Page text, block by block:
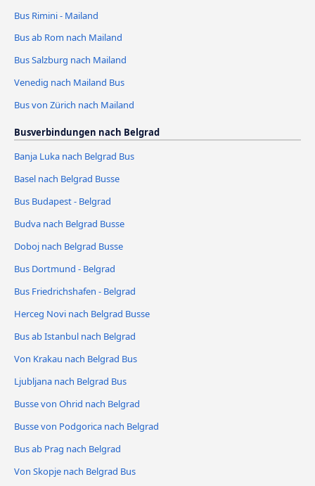
Bus Rimini - Mailand
Bus ab Rom nach Mailand
Bus Salzburg nach Mailand
Venedig nach Mailand Bus
Bus von Zürich nach Mailand
Busverbindungen nach Belgrad
Banja Luka nach Belgrad Bus
Basel nach Belgrad Busse
Bus Budapest - Belgrad
Budva nach Belgrad Busse
Doboj nach Belgrad Busse
Bus Dortmund - Belgrad
Bus Friedrichshafen - Belgrad
Herceg Novi nach Belgrad Busse
Bus ab Istanbul nach Belgrad
Von Krakau nach Belgrad Bus
Ljubljana nach Belgrad Bus
Busse von Ohrid nach Belgrad
Busse von Podgorica nach Belgrad
Bus ab Prag nach Belgrad
Von Skopje nach Belgrad Bus